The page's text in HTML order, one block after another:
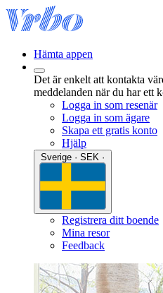
Hämta appen
Det är enkelt att kontakta
meddelanden när du har ett
Logga in som resenär
Logga in som ägare
Skapa ett gratis konto
Hjälp
Registrera ditt boende
Mina resor
Feedback